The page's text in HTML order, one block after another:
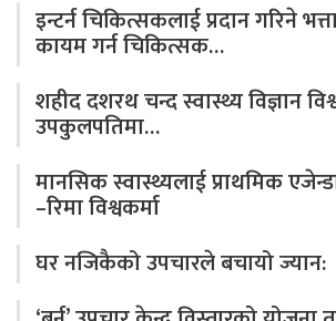
इन्टर्न चिकित्सकलाई प्रदान गरिने
कायम गर्न चिकित्सक…
शहीद दशरथ चन्द स्वास्थ्य विज्ञान
उपकुलपतिमा…
मानसिक स्वास्थ्यलाई प्राथमिक
–रिमा विश्वकर्मा
घर नजिकैको उपचारले बचायो ज्यान: